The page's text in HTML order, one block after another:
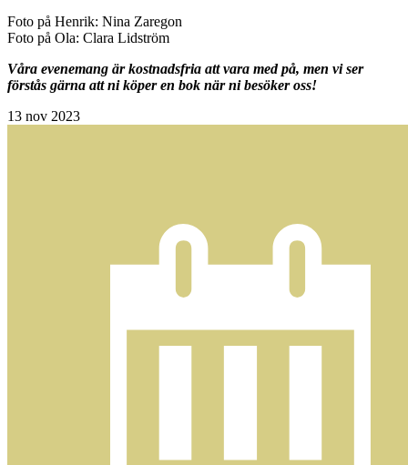
Foto på Henrik: Nina Zaregon
Foto på Ola: Clara Lidström
Våra evenemang är kostnadsfria att vara med på, men vi ser
förstås gärna att ni köper en bok när ni besöker oss!
13 nov 2023